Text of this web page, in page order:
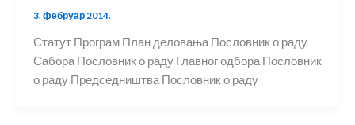
3. фебруар 2014.
Статут Програм План деловања Пословник о раду
Сабора Пословник о раду Главног одбора Пословник
о раду Председништва Пословник о раду